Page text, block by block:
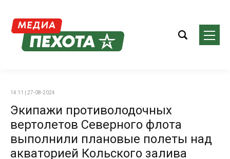
14:11 | 27-08-2024
Экипажи противолодочных
вертолетов Северного флота
выполнили плановые полеты над
акваторией Кольского залива